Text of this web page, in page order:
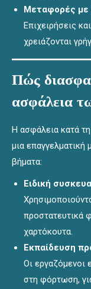
Μεταφορές με
Επιχειρήσεις
χρειάζονται
Πώς
ασφάλεια
Η ασφάλεια κατά
μια επαγγελματική
βήματα:
Ειδική
προστατευτικά
χαρτόκουτα.
Εκπαίδευση
Οι εργαζόμενοι
στη φόρτωση,